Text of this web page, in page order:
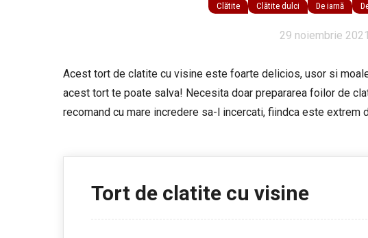
Clătite Clătite dulci De iarnă
29 noiembrie 2021
Acest tort de clatite cu visine este foarte delicios, usor si
acest tort te poate salva! Necesita doar prepararea foilor de
recomand cu mare incredere sa-l incercati, fiindca este extrem
Tort de clatite cu visine